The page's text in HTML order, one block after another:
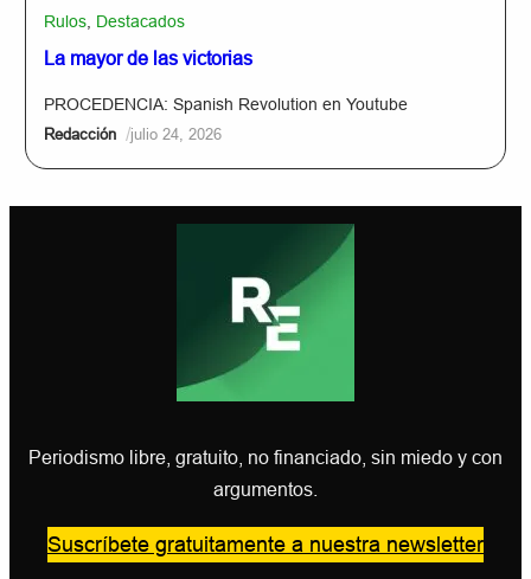
Rulos Destacados
La mayor de las victorias
PROCEDENCIA: Spanish Revolution en Youtube
Redacción /julio 24, 2026
Periodismo libre, gratuito, no financiado, sin miedo y con
argumentos.
Suscríbete gratuitamente a nuestra newsletter